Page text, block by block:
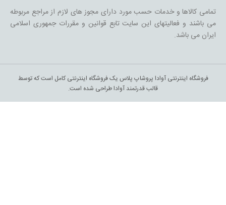
تمامی کالاها و خدمات حسب مورد دارای مجوز های لازم از مراجع مربوطه
می باشند و فعالیتهای این سایت تابع قوانین و مقررات جمهوری اسلامی
ایران می باشد.
فروشگاه اینترنتی آوادا پروشاپ پلاس یک فروشگاه اینترنتی کامل است که توسط
قالب قدرتمند آوادا طراحی شده است.